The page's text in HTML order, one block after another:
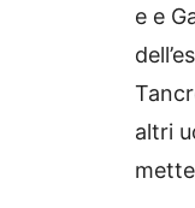
e e
altri